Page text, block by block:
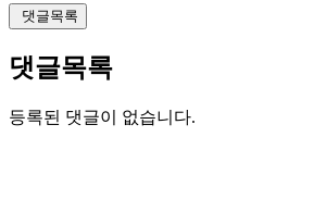
댓글목록
댓글목록
등록된 댓글이 없습니다.